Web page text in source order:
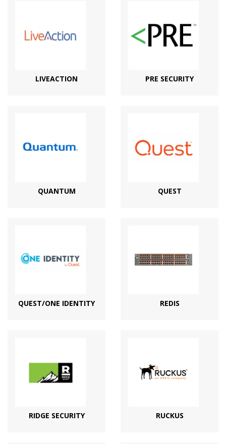
LIVEACTION PRE SECURITY
QUANTUM QUEST
QUEST/ONE IDENTITY REDIS
RIDGE SECURITY RUCKUS